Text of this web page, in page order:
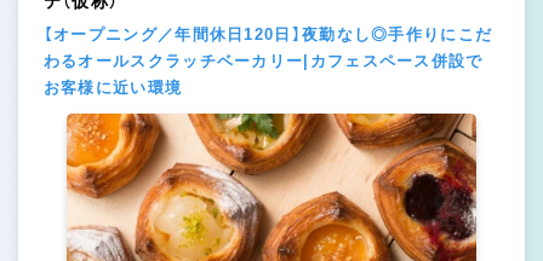
【オープニング／年間休日120日】夜勤なし◎手作りにこだ
わるオールスクラッチベーカリー|カフェスペース併設で
お客様に近い環境